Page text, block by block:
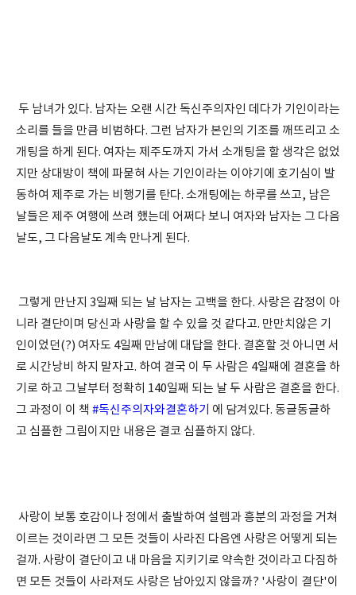
두 남녀가 있다. 남자는 오랜 시간 독신주의자인 데다가 기인이라는
소리를 들을 만큼 비범하다. 그런 남자가 본인의 기조를 깨뜨리고 소
개팅을 하게 된다. 여자는 제주도까지 가서 소개팅을 할 생각은 없었
지만 상대방이 책에 파묻혀 사는 기인이라는 이야기에 호기심이 발
동하여 제주로 가는 비행기를 탄다. 소개팅에는 하루를 쓰고, 남은
날들은 제주 여행에 쓰려 했는데 어쩌다 보니 여자와 남자는 그 다음
날도, 그 다음날도 계속 만나게 된다.
그렇게 만난지 3일째 되는 날 남자는 고백을 한다. 사랑은 감정이 아
니라 결단이며 당신과 사랑을 할 수 있을 것 같다고. 만만치않은 기
인이었던(?) 여자도 4일째 만남에 대답을 한다. 결혼할 것 아니면 서
로 시간낭비 하지 말자고. 하여 결국 이 두 사람은 4일째에 결혼을 하
기로 하고 그날부터 정확히 140일째 되는 날 두 사람은 결혼을 한다.
그 과정이 이 책 #독신주의자와결혼하기 에 담겨있다. 동글동글하
고 심플한 그림이지만 내용은 결코 심플하지 않다.
사랑이 보통 호감이나 정에서 출발하여 설렘과 흥분의 과정을 거쳐
이르는 것이라면 그 모든 것들이 사라진 다음엔 사랑은 어떻게 되는
걸까. 사랑이 결단이고 내 마음을 지키기로 약속한 것이라고 다짐하
면 모든 것들이 사라져도 사랑은 남아있지 않을까? '사랑이 결단'이